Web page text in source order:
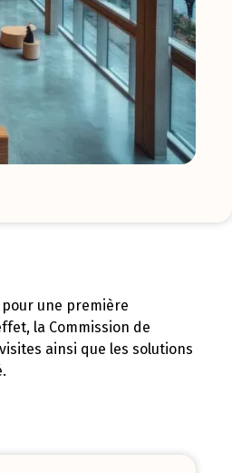
pour une première
la Commission de
ainsi que les solutions